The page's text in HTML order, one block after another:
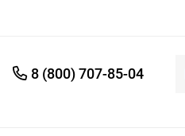
8 (800) 707-85-04